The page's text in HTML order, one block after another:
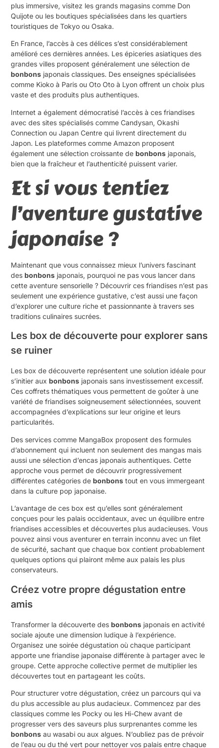
plus immersive, visitez les grands magasins comme Don
Quijote ou les boutiques spécialisées dans les quartiers
touristiques de Tokyo ou Osaka.
En France, l’accès à ces délices s’est considérablement
amélioré ces dernières années. Les épiceries asiatiques des
grandes villes proposent généralement une sélection de
bonbons japonais classiques. Des enseignes spécialisées
comme Kioko à Paris ou Oto Oto à Lyon offrent un choix plus
vaste et des produits plus authentiques.
Internet a également démocratisé l’accès à ces friandises
avec des sites spécialisés comme Candysan, Okashi
Connection ou Japan Centre qui livrent directement du
Japon. Les plateformes comme Amazon proposent
également une sélection croissante debonbons japonais,
bien que la fraîcheur et l’authenticité puissent varier.
Et si vous tentiez
l’aventure gustative
japonaise ?
Maintenant que vous connaissez mieux l’univers fascinant
desbonbons japonais, pourquoi ne pas vous lancer dans
cette aventure sensorielle ? Découvrir ces friandises n’est pas
seulement une expérience gustative, c’est aussi une façon
d’explorer une culture riche et passionnante à travers ses
traditions culinaires sucrées.
Les box de découverte pour explorer sans
se ruiner
Les box de découverte représentent une solution idéale pour
s’initier auxbonbons japonais sans investissement excessif.
Ces coffrets thématiques vous permettent de goûter à une
variété de friandises soigneusement sélectionnées, souvent
accompagnées d’explications sur leur origine et leurs
particularités.
Des services comme MangaBox proposent des formules
d’abonnement qui incluent non seulement des mangas mais
aussi une sélection d’encas japonais authentiques. Cette
approche vous permet de découvrir progressivement
différentes catégories debonbons tout en vous immergeant
dans la culture pop japonaise.
L’avantage de ces box est qu’elles sont généralement
conçues pour les palais occidentaux, avec un équilibre entre
friandises accessibles et découvertes plus audacieuses. Vous
pouvez ainsi vous aventurer en terrain inconnu avec un filet
de sécurité, sachant que chaque box contient probablement
quelques options qui plairont même aux palais les plus
conservateurs.
Créez votre propre dégustation entre
amis
Transformer la découverte desbonbons japonais en activité
sociale ajoute une dimension ludique à l’expérience.
Organisez une soirée dégustation où chaque participant
apporte une friandise japonaise différente à partager avec le
groupe. Cette approche collective permet de multiplier les
découvertes tout en partageant les coûts.
Pour structurer votre dégustation, créez un parcours qui va
du plus accessible au plus audacieux. Commencez par des
classiques comme les Pocky ou les Hi-Chew avant de
progresser vers des saveurs plus surprenantes comme les
bonbons au wasabi ou aux algues. N’oubliez pas de prévoir
de l’eau ou du thé vert pour nettoyer vos palais entre chaque